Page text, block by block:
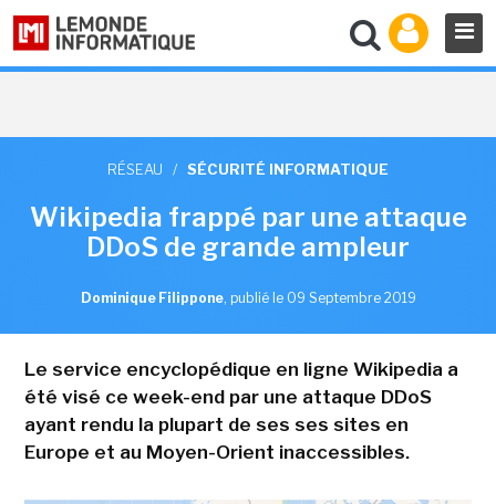
RÉSEAU / SÉCURITÉ INFORMATIQUE
Wikipedia frappé par une attaque
DDoS de grande ampleur
Dominique Filippone, publié le 09 Septembre 2019
Le service encyclopédique en ligne Wikipedia a
été visé ce week-end par une attaque DDoS
ayant rendu la plupart de ses ses sites en
Europe et au Moyen-Orient inaccessibles.